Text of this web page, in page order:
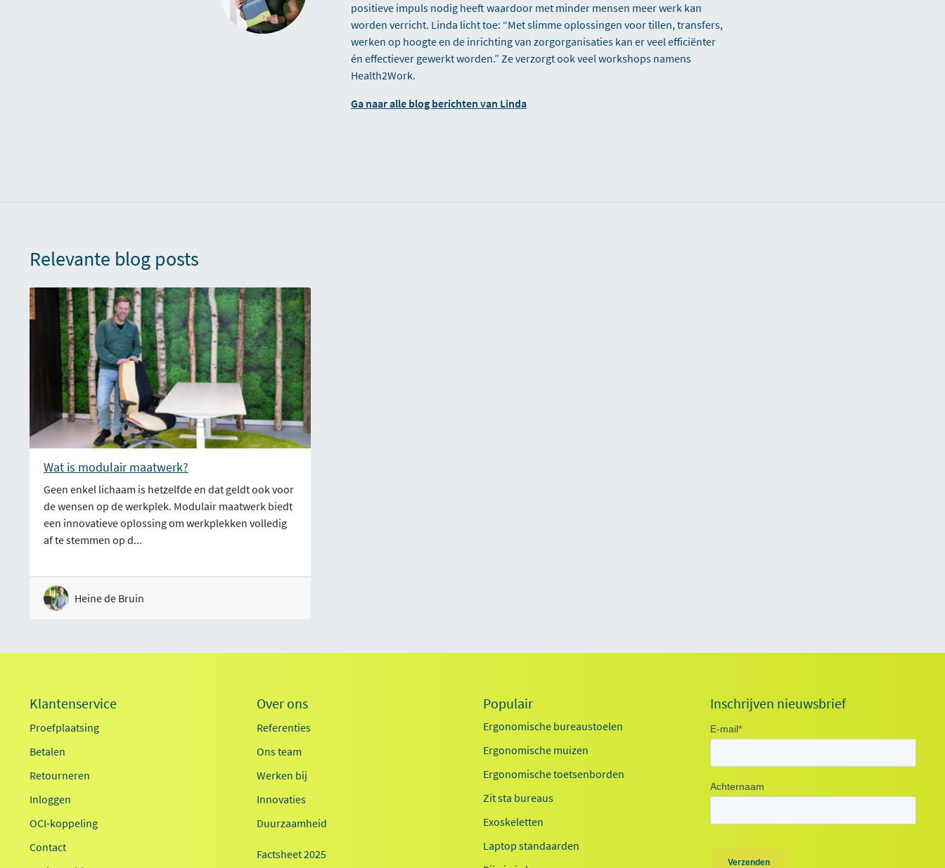
positieve impuls nodig heeft waardoor met minder mensen meer werk kan
worden verricht. Linda licht toe: “Met slimme oplossingen voor tillen, transfers,
werken op hoogte en de inrichting van zorgorganisaties kan er veel efficiënter
én effectiever gewerkt worden.” Ze verzorgt ook veel workshops namens
Health2Work.
Ga naar alle blog berichten van Linda
Relevante blog posts
Wat is modulair maatwerk?
Geen enkel lichaam is hetzelfde en dat geldt ook voor
de wensen op de werkplek. Modulair maatwerk biedt
een innovatieve oplossing om werkplekken volledig
af te stemmen op d...
Heine de Bruin
Klantenservice
Proefplaatsing
Betalen
Retourneren
Inloggen
OCI-koppeling
Contact
Over ons
Referenties
Ons team
Werken bij
Innovaties
Duurzaamheid
Factsheet 2025
Populair
Ergonomische bureaustoelen
Ergonomische muizen
Ergonomische toetsenborden
Zit sta bureaus
Exoskeletten
Laptop standaarden
Inschrijven nieuwsbrief